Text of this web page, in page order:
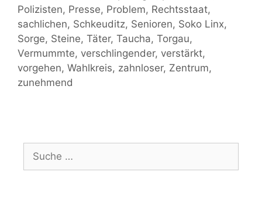
Polizisten, Presse, Problem, Rechtsstaat,
sachlichen, Schkeuditz, Senioren, Soko Linx,
Sorge, Steine, Täter, Taucha, Torgau,
Vermummte, verschlingender, verstärkt,
vorgehen, Wahlkreis, zahnloser, Zentrum,
zunehmend
nach: